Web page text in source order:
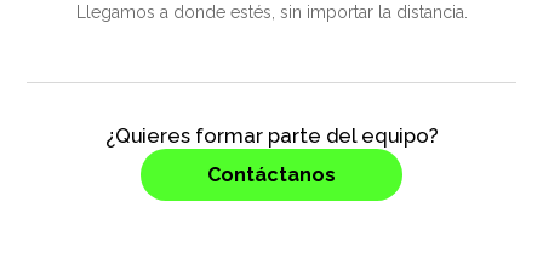
Llegamos a donde estés, sin importar la distancia.
¿Quieres formar parte del equipo?
Contáctanos